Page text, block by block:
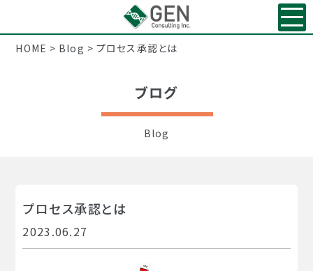
HOME > Blog >プロセス承認とは
ブログ
Blog
プロセス承認とは
2023.06.27